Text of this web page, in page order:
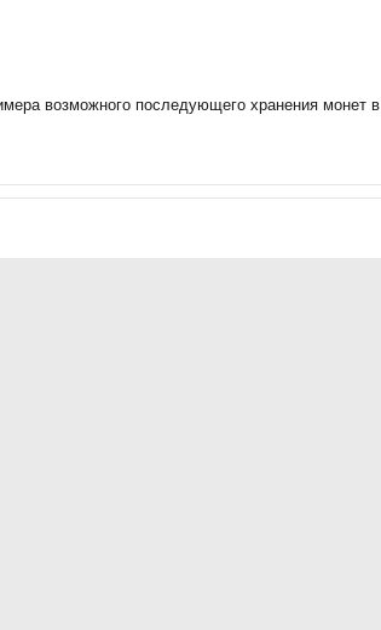
возможного последующего хранения монет в